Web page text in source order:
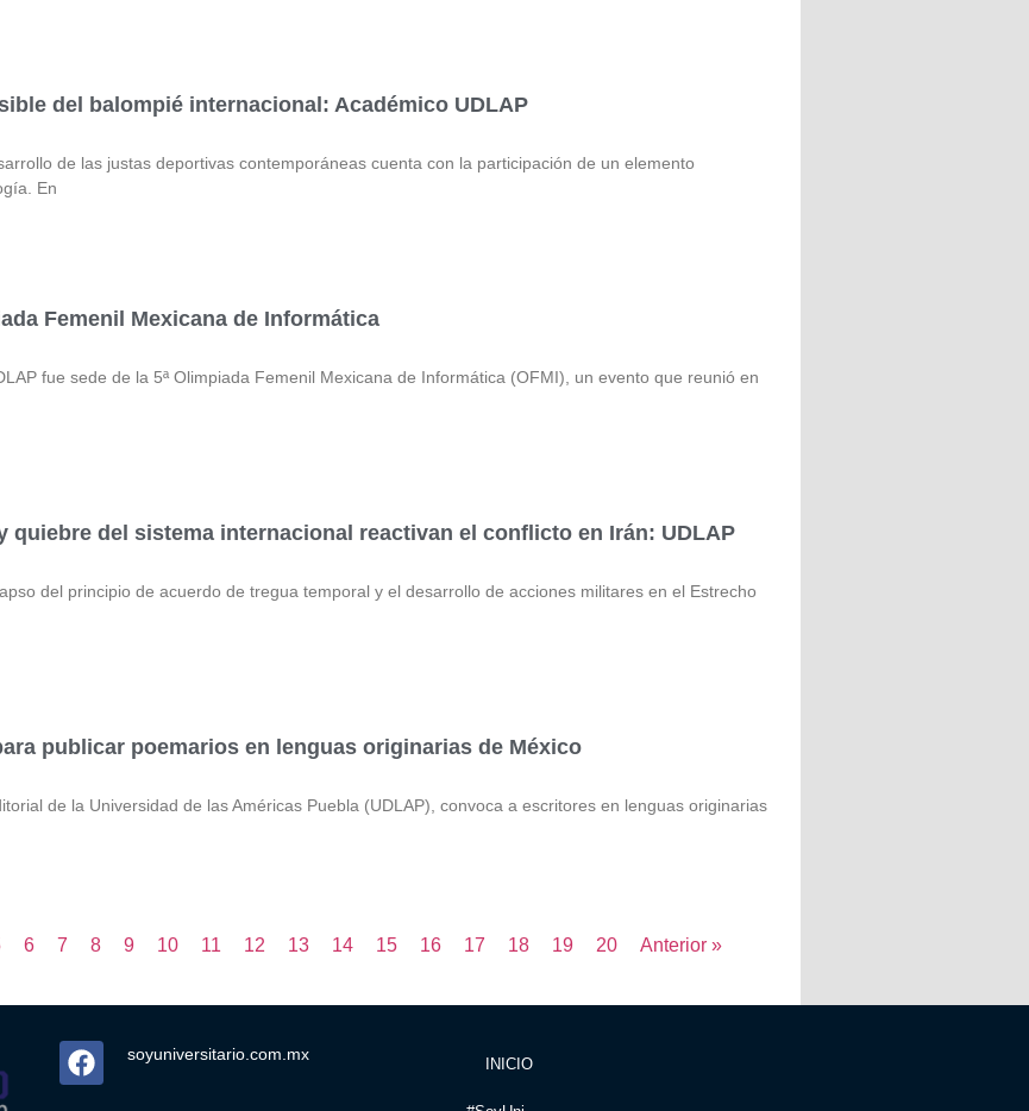
del balompié internacional: Académico UDLAP
de las justas deportivas contemporáneas cuenta con la participación de un elemento
En
Femenil Mexicana de Informática
fue sede de la 5ª Olimpiada Femenil Mexicana de Informática (OFMI), un evento que reunió en
quiebre del sistema internacional reactivan el conflicto en Irán: UDLAP
del principio de acuerdo de tregua temporal y el desarrollo de acciones militares en el Estrecho
publicar poemarios en lenguas originarias de México
de la Universidad de las Américas Puebla (UDLAP), convoca a escritores en lenguas originarias
6 7 8 9 10 11 12 13 14 15 16 17 18 19 20 Anterior »
soyuniversitario.com.mx
INICIO